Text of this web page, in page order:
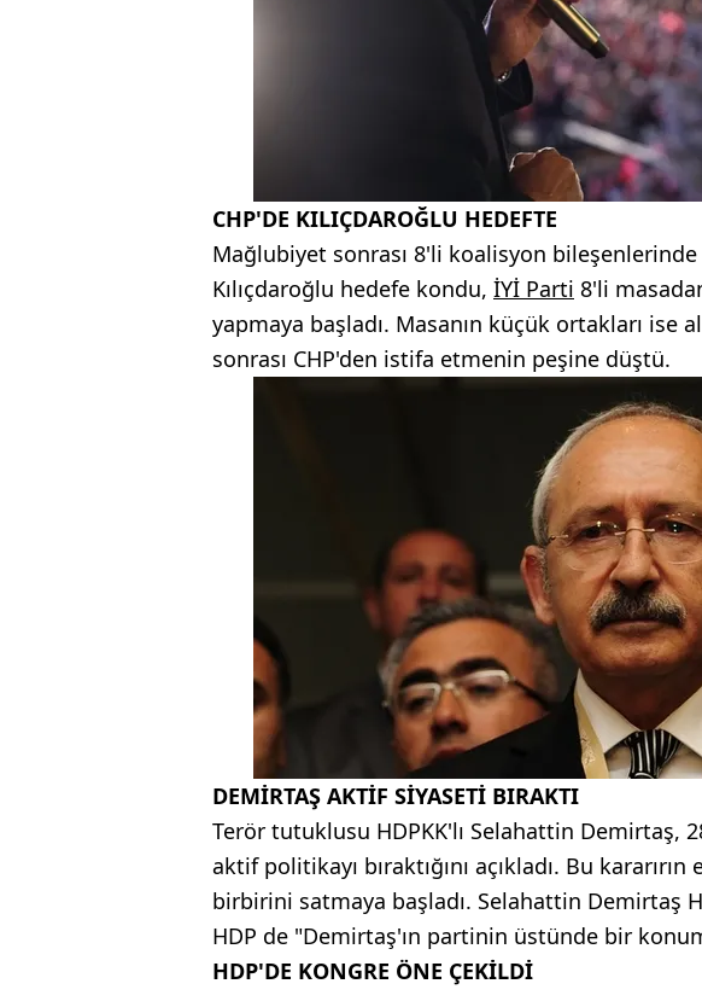
CHP'DE KILIÇDAROĞLU HEDEFTE
Mağlubiyet sonrası 8'li koalisyon
Kılıçdaroğlu hedefe kondu, İYİ Parti 8'li
yapmaya başladı. Masanın küçük ortakları ise
sonrası CHP'den istifa etmenin peşine düştü.
DEMİRTAŞ AKTİF SİYASETİ BIRAKTI
Terör tutuklusu HDPKK'lı Selahattin Demirtaş,
aktif politikayı bıraktığını açıkladı. Bu
birbirini satmaya başladı. Selahattin Demirtaş
HDP de "Demirtaş'ın partinin üstünde bir
HDP'DE KONGRE ÖNE ÇEKİLDİ